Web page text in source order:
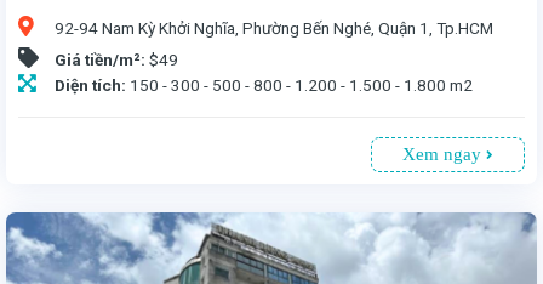
92-94 Nam Kỳ Khởi Nghĩa, Phường Bến Nghé, Quận 1, Tp.HCM
Giá tiền/m²: $49
Diện tích: 150 - 300 - 500 - 800 - 1.200 - 1.500 - 1.800 m2
Xem ngay